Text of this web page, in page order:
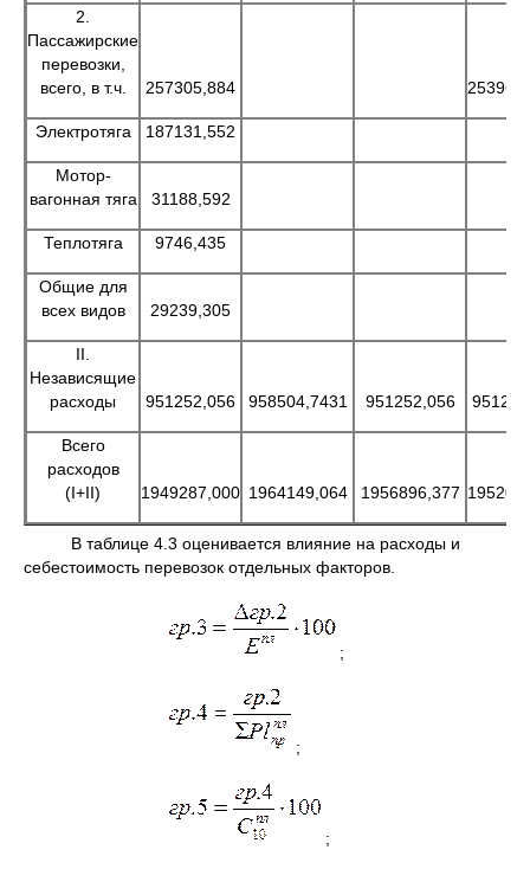
2.
Пассажирские
перевозки,
всего, в т.ч.
257305,884
Электротяга 187131,552
Мотор-
вагонная тяга
31188,592
Теплотяга 9746,435
Общие для
всех видов
29239,305
II.
Независящие
расходы
951252,056 958504,7431 951252,056
Всего
расходов
(I+II)
1949287,000 1964149,064 1956896,377
В таблице 4.3 оценивается влияние на расходы и
себестоимость перевозок отдельных факторов.
;
;
;